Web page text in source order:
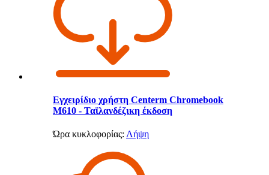
Εγχειρίδιο χρήστη Centerm Chromebook
M610 - Ταϊλανδέζικη έκδοση
Ώρα κυκλοφορίας: Λήψη